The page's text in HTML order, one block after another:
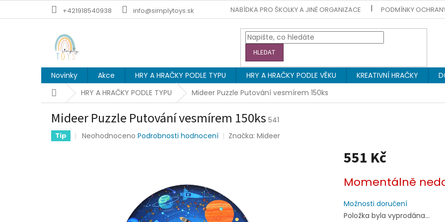
+421918540938 info@simplytoys.sk NABÍDKA PRO ŠKOLKY A JINÉ ORGANIZACE PODMÍNKY
HLEDAT
Novinky Akce HRY A HRAČKY PODLE TYPU HRY A HRAČKY PODLE VĚKU KREATIVNÍ HRAČKY
DomůHRY A HRAČKY PODLE TYPU Mideer Puzzle Putování vesmírem 150ks
Mideer Puzzle Putování vesmírem 150ks 541
Tip
Průměrné
Neohodnoceno Podrobnosti hodnocení Značka: Mideer
551 Kč
cena:
Momentálně
Možnosti doručení
Položka byla vyprodána…